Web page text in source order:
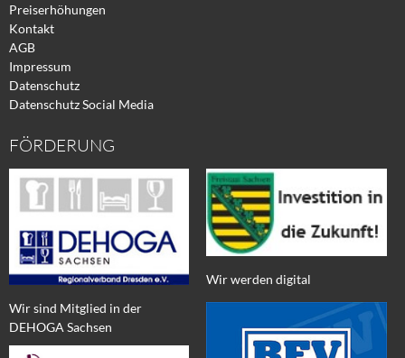
Preiserhöhungen
Kontakt
AGB
Impressum
Datenschutz
Datenschutz Social Media
FÖRDERUNG
Wir sind Mitglied in der
DEHOGA Sachsen
Wir werden digital